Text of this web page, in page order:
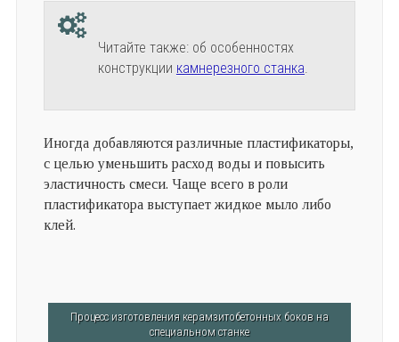
Читайте также: об особенностях
конструкции камнерезного станка.
Иногда добавляются различные пластификаторы,
с целью уменьшить расход воды и повысить
эластичность смеси. Чаще всего в роли
пластификатора выступает жидкое мыло либо
клей.
Процесс изготовления керамзитобетонных боков на
специальном станке